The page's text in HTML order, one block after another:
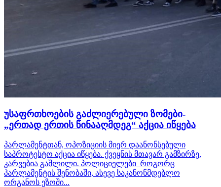
უსაფრთხოების გაძლიერებული ზომები-
„ერთად ერთის წინააღმდეგ“ აქცია იწყება
პარლამენტთან, ოპოზიციის მიერ დაანონსებული
საპროტესტო აქცია იწყება. ქვეყნის მთავარ გამზირზე,
კარვებია გაშლილი. პოლიციელები როგორც
პარლამენტის შენობაში, ასევე საკანონმდებლო
ორგანოს ეზოში...